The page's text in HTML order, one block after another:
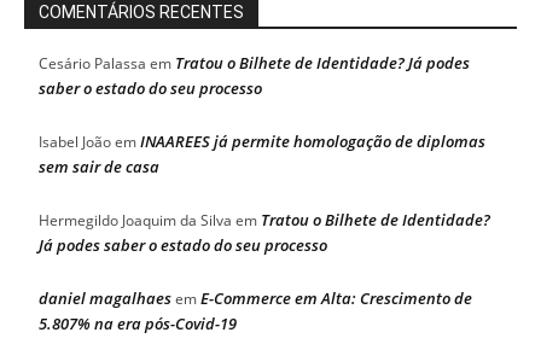
COMENTÁRIOS RECENTES
Cesário Palassa em Tratou o Bilhete de Identidade? Já podes
saber o estado do seu processo
Isabel JoãoemINAAREES já permite homologação de diplomas
sem sair de casa
Hermegildo Joaquim da Silva em Tratou o Bilhete de Identidade?
Já podes saber o estado do seu processo
daniel magalhaesemE-Commerce em Alta: Crescimento de
5.807% na era pós-Covid-19